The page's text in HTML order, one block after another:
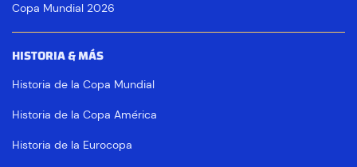
Copa Mundial 2026
HISTORIA & MÁS
Historia de la Copa Mundial
Historia de la Copa América
Historia de la Eurocopa